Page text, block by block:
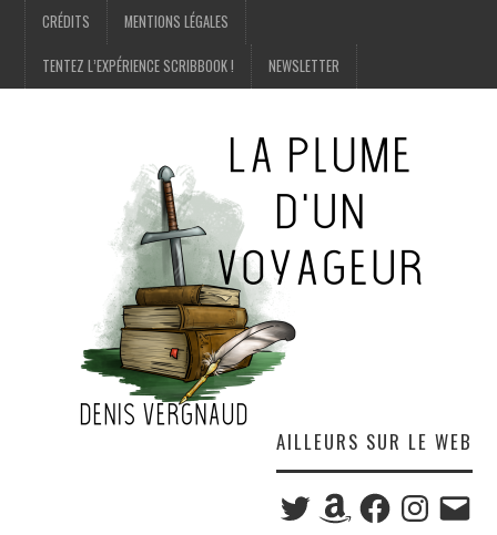
CRÉDITS MENTIONS LÉGALES
TENTEZ L’EXPÉRIENCE SCRIBBOOK ! NEWSLETTER
AILLEURS SUR LE WEB
Twitter AmazonFacebookInstagram
E-
mail